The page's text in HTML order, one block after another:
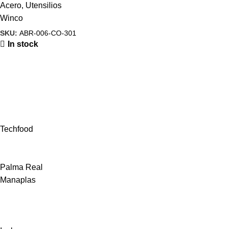
Acero, Utensilios
Winco
SKU: ABR-006-CO-301
In stock
Techfood
Palma Real
Manaplas